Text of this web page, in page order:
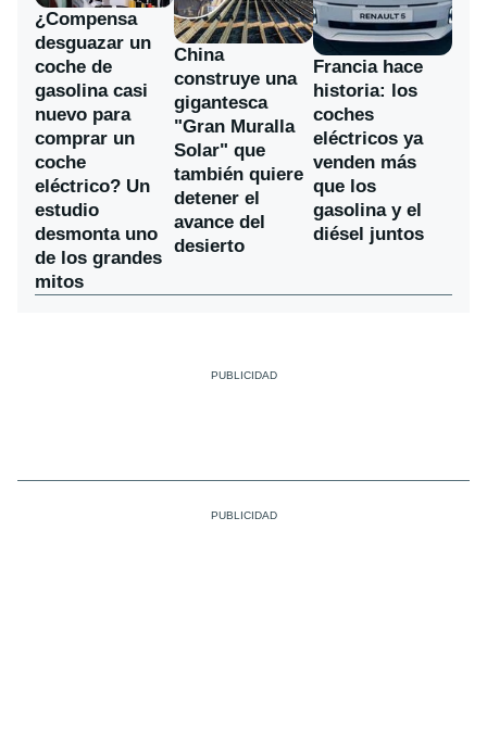
¿Compensa
desguazar un
coche de
gasolina casi
nuevo para
comprar un
coche
eléctrico? Un
estudio
desmonta uno
de los grandes
mitos
China
construye una
gigantesca
"Gran Muralla
Solar" que
también quiere
detener el
avance del
desierto
Francia hace
historia: los
coches
eléctricos ya
venden más
que los
gasolina y el
diésel juntos